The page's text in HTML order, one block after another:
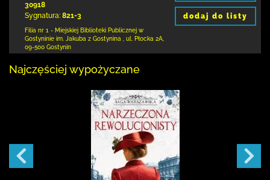
30918
Sygnatura: 821-3
Filia nr 1 - Miejskiej Biblioteki Publicznej w
Gostyninie im. Jakuba z Gostynina
ul. Płocka 2A
09-500 Gostynin
dodaj do listy
Najczęściej wypożyczane